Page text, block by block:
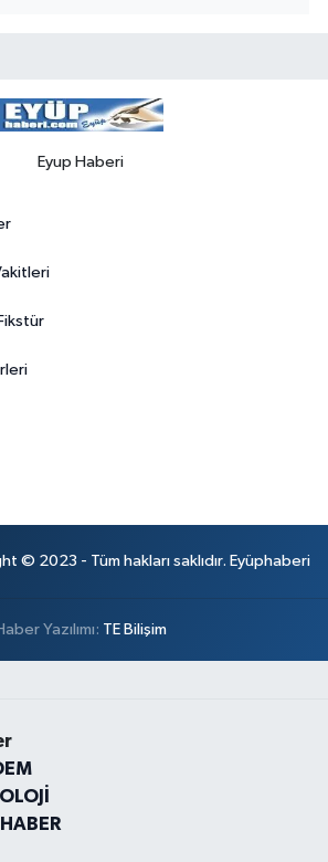
Eyup Haberi
© 2023 - Tüm hakları saklıdır. Eyüphaberi
Yazılımı: TE Bilişim